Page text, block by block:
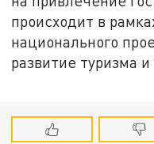
происходит в
национального
развитие туризма